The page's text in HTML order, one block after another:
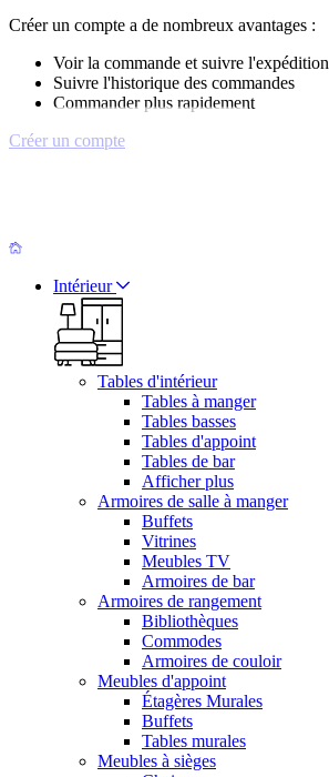
Créer un compte a de nombreux avantages :
Voir la commande et suivre l'expédition
Suivre l'historique des commandes
Commander plus rapidement
Créer un compte
Intérieur
Tables d'intérieur
Tables à manger
Tables basses
Tables d'appoint
Tables de bar
Afficher plus
Armoires de salle à manger
Buffets
Vitrines
Meubles TV
Armoires de bar
Armoires de rangement
Bibliothèques
Commodes
Armoires de couloir
Meubles d'appoint
Étagères Murales
Buffets
Tables murales
Meubles à sièges